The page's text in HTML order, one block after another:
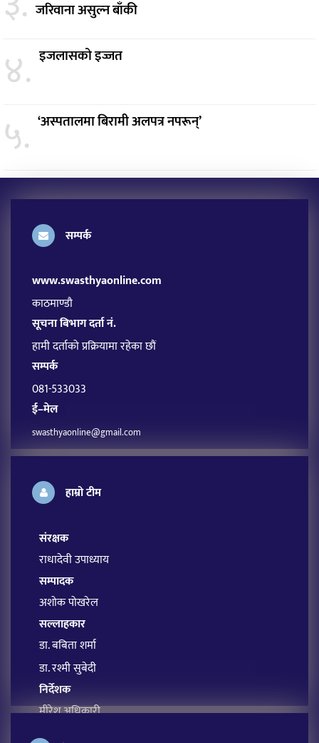
जरिवाना असुल्न बाँकी
४. इजलासको इज्जत
५. ‘अस्पतालमा बिरामी अलपत्र नपरून्’
सम्पर्क
www.swasthyaonline.com
काठमाण्डौ
सूचना बिभाग दर्ता नं.
हामी दर्ताको प्रक्रियामा रहेका छौं
सम्पर्क
081-533033
ई–मेल
swasthyaonline@gmail.com
हाम्रो टीम
संरक्षक
राधादेवी उपाध्याय
सम्पादक
अशोक पोखरेल
सल्लाहकार
डा. बबिता शर्मा
डा. रश्मी सुबेदी
निर्देशक
मीरेश अधिकारी